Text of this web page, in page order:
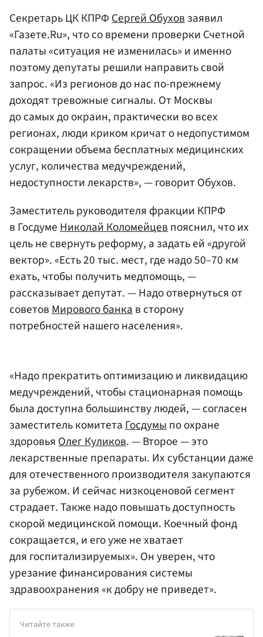
Секретарь ЦК КПРФСергей Обуховзаявил
«Газете.Ru», что со времени проверки Счетной
палаты «ситуация не изменилась» и именно
поэтому депутаты решили направить свой
запрос. «Из регионов до нас по-прежнему
доходят тревожные сигналы. От Москвы
до самых до окраин, практически во всех
регионах, люди криком кричат о недопустимом
сокращении объема бесплатных медицинских
услуг, количества медучреждений,
недоступности лекарств», — говорит Обухов.
Заместитель руководителя фракции КПРФ
в ГосдумеНиколай Коломейцевпояснил, что их
цель не свернуть реформу, а задать ей «другой
вектор». «Есть 20 тыс. мест, где надо 50–70 км
ехать, чтобы получить медпомощь, —
рассказывает депутат. — Надо отвернуться от
советовМирового банкав сторону
потребностей нашего населения».
«Надо прекратить оптимизацию и ликвидацию
медучреждений, чтобы стационарная помощь
была доступна большинству людей, — согласен
заместитель комитетаГосдумыпо охране
здоровьяОлег Куликов. — Второе — это
лекарственные препараты. Их субстанции даже
для отечественного производителя закупаются
за рубежом. И сейчас низкоценовой сегмент
страдает. Также надо повышать доступность
скорой медицинской помощи. Коечный фонд
сокращается, и его уже не хватает
для госпитализируемых». Он уверен, что
урезание финансирования системы
здравоохранения «к добру не приведет».
Читайте также